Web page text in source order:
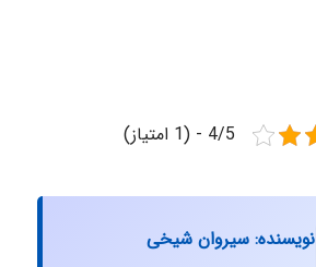
4/5 - (1 امتیاز)
نویسنده: سیروان شیخی